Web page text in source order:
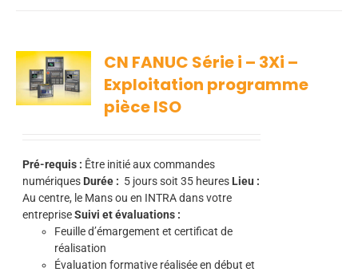
CN FANUC Série i – 3Xi –
Exploitation programme
pièce ISO
Pré-requis : Être initié aux commandes
numériques Durée : 5 jours soit 35 heures Lieu :
Au centre, le Mans ou en INTRA dans votre
entrepriseSuivi et évaluations :
Feuille d’émargement et certificat de
réalisation
Évaluation formative réalisée en début et